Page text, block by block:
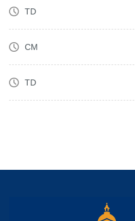
TD
CM
TD